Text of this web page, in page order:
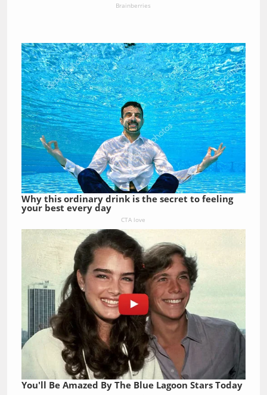
Brainberries
Why this ordinary drink is the secret to feeling
your best every day
CTA love
You'll Be Amazed By The Blue Lagoon Stars Today